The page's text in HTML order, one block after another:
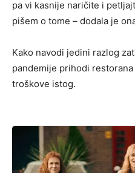
pa vi kasnije naričite i
pišem o tome – dodala je
Kako navodi jedini razlog
pandemije prihodi restorana
troškove istog.